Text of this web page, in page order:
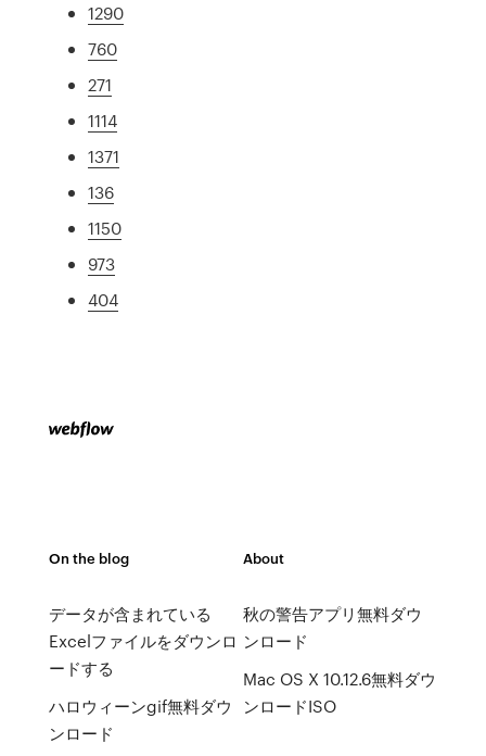
1290
760
271
1114
1371
136
1150
973
404
On the blog
データが含まれている
Excelファイルをダウンロ
ードする
ハロウィーンgif無料ダウ
ンロード
About
秋の警告アプリ無料ダウ
ンロード
Mac OS X 10.12.6無料ダウ
ンロードISO